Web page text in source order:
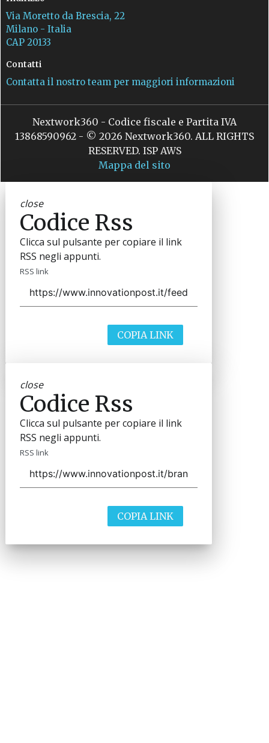
Via Moretto da Brescia, 22
Milano - Italia
CAP 20133
Contatti
Contatta il nostro team per maggiori informazioni
Nextwork360 - Codice fiscale e Partita IVA
13868590962 - © 2026 Nextwork360. ALL RIGHTS
RESERVED. ISP AWS
Mappa del sito
close
Codice Rss
Clicca sul pulsante per copiare il link
RSS negli appunti.
RSS link
COPIA LINK
close
Codice Rss
Clicca sul pulsante per copiare il link
RSS negli appunti.
RSS link
COPIA LINK